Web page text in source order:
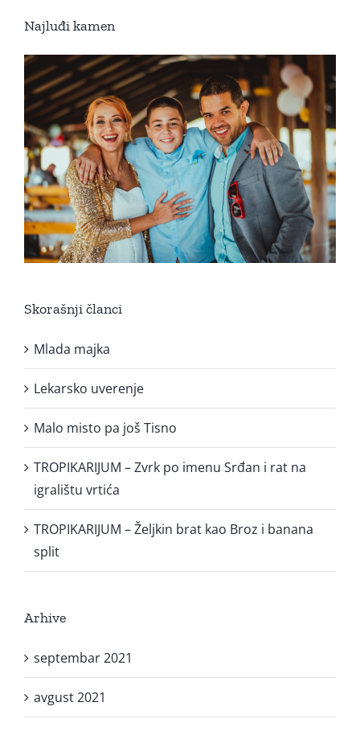
Najluđi kamen
Skorašnji članci
Mlada majka
Lekarsko uverenje
Malo misto pa još Tisno
TROPIKARIJUM – Zvrk po imenu Srđan i rat na
igralištu vrtića
TROPIKARIJUM – Željkin brat kao Broz i banana
split
Arhive
septembar 2021
avgust 2021